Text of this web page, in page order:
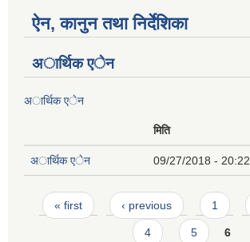
ऐन, कानुन तथा निर्देशिका
अार्थिक एेन
अार्थिक एेन
मिति
अार्थिक एेन 09/27/2018 - 20:22
Pages
« first ‹ previous 1
4 5 6